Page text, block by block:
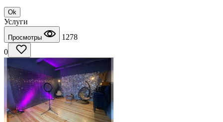
Ok
Услуги
Просмотры
1278
0